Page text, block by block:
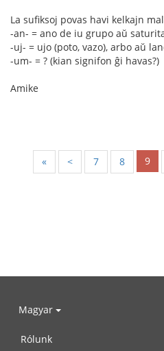
La sufiksoj povas havi kelkajn
-an- = ano de iu grupo aŭ
-uj- = ujo (poto, vazo), arbo aŭ
-um- = ? (kian signifon ĝi havas?)
Amike
« < 7 8 9
Magyar
Rólunk